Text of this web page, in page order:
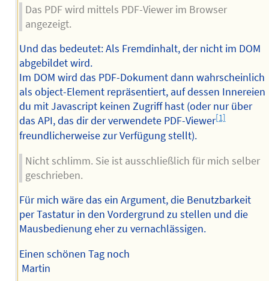
Das PDF wird mittels PDF-Viewer im Browser
angezeigt.
Und das bedeutet: Als Fremdinhalt, der nicht im DOM
abgebildet wird.
Im DOM wird das PDF-Dokument dann wahrscheinlich
als object-Element repräsentiert, auf dessen Innereien
du mit Javascript keinen Zugriff hast (oder nur über
das API, das dir der verwendete PDF-Viewer[1]
freundlicherweise zur Verfügung stellt).
Nicht schlimm. Sie ist ausschließlich für mich selber
geschrieben.
Für mich wäre das ein Argument, die Benutzbarkeit
per Tastatur in den Vordergrund zu stellen und die
Mausbedienung eher zu vernachlässigen.
Einen schönen Tag noch
Martin